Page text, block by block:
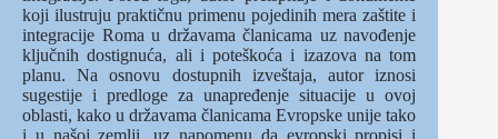
koji ilustruju praktičnu primenu pojedinih mera zaštite i
integracije Roma u državama članicama uz navođenje
ključnih dostignuća, ali i poteškoća i izazova na tom
planu. Na osnovu dostupnih izveštaja, autor iznosi
sugestije i predloge za unapređenje situacije u ovoj
oblasti, kako u državama članicama Evropske unije tako